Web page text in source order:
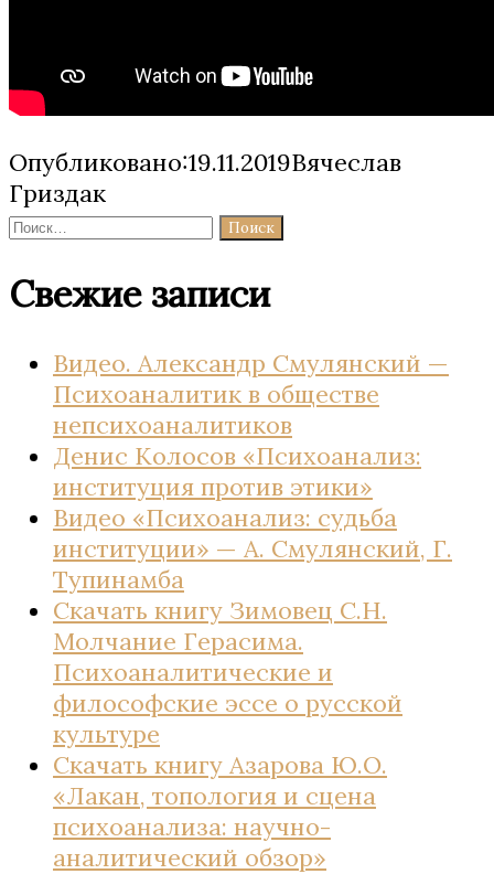
Опубликовано:19.11.2019Вячеслав
Гриздак
Найти:
Свежие записи
Видео. Александр Смулянский —
Психоаналитик в обществе
непсихоаналитиков
Денис Колосов «Психоанализ:
институция против этики»
Видео «Психоанализ: судьба
институции» — А. Смулянский, Г.
Тупинамба
Скачать книгу Зимовец С.Н.
Молчание Герасима.
Психоаналитические и
философские эссе о русской
культуре
Скачать книгу Азарова Ю.О.
«Лакан, топология и сцена
психоанализа: научно-
аналитический обзор»